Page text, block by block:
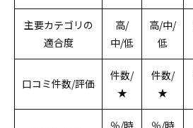
主要カテゴリの
適合度
高/
中/低
高/中/
低
口コミ件数/評価
件数/
★
件数/
★
％/時
％/時